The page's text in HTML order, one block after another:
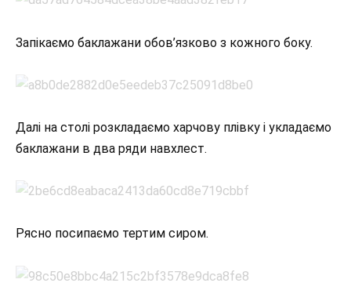
Запікаємо баклажани обов’язково з кожного боку.
Далі на столі розкладаємо харчову плівку і укладаємо
баклажани в два ряди навхлест.
Рясно посипаємо тертим сиром.